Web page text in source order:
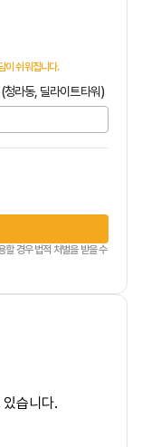
이 쉬워집니다.
라동, 딜라이트타워)
할 경우 법적 처벌을 받을 수
습니다.